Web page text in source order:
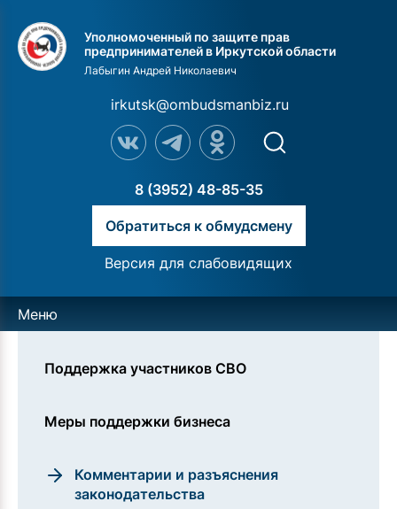
Уполномоченный по защите прав
предпринимателей в Иркутской области
Лабыгин Андрей Николаевич
irkutsk@ombudsmanbiz.ru
8 (3952) 48-85-35
Обратиться к обмудсмену
Версия для слабовидящих
Меню
Поддержка участников СВО
Меры поддержки бизнеса
Комментарии и разъяснения
законодательства